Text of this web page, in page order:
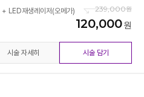
+ LED재생레이저(오메가)
239,000
120,000
시술 자세히 시술 담기